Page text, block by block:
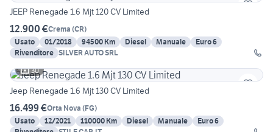
JEEP Renegade 1.6 Mjt 120 CV Limited
12.900 €Crema (CR)
Usato
01/2018 94500 Km Diesel Manuale
Euro 6
Rivenditore SILVER AUTO SRL
30
Jeep Renegade 1.6 Mjt 130 CV Limited
16.499 €Orta Nova (FG)
Usato
12/2021 110000 Km Diesel Manuale
Euro 6